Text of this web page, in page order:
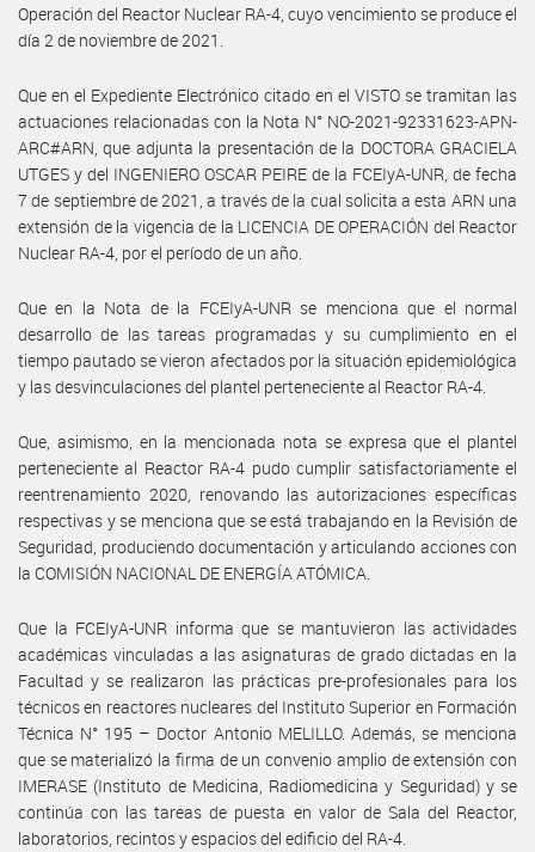
Operación del Reactor Nuclear RA-4, cuyo vencimiento se produce el
día 2 de noviembre de 2021.
Que en el Expediente Electrónico citado en el VISTO se tramitan las
actuaciones relacionadas con la Nota N° NO-2021-92331623-APN-
ARC#ARN, que adjunta la presentación de la DOCTORA GRACIELA
UTGES y del INGENIERO OSCAR PEIRE de la FCEIyA-UNR, de fecha
7 de septiembre de 2021, a través de la cual solicita a esta ARN una
extensión de la vigencia de la LICENCIA DE OPERACIÓN del Reactor
Nuclear RA-4, por el período de un año.
Que en la Nota de la FCEIyA-UNR se menciona que el normal
desarrollo de las tareas programadas y su cumplimiento en el
tiempo pautado se vieron afectados por la situación epidemiológica
y las desvinculaciones del plantel perteneciente al Reactor RA-4.
Que, asimismo, en la mencionada nota se expresa que el plantel
perteneciente al Reactor RA-4 pudo cumplir satisfactoriamente el
reentrenamiento 2020, renovando las autorizaciones específicas
respectivas y se menciona que se está trabajando en la Revisión de
Seguridad, produciendo documentación y articulando acciones con
la COMISIÓN NACIONAL DE ENERGÍA ATÓMICA.
Que la FCEIyA-UNR informa que se mantuvieron las actividades
académicas vinculadas a las asignaturas de grado dictadas en la
Facultad y se realizaron las prácticas pre-profesionales para los
técnicos en reactores nucleares del Instituto Superior en Formación
Técnica N° 195 – Doctor Antonio MELILLO. Además, se menciona
que se materializó la firma de un convenio amplio de extensión con
IMERASE (Instituto de Medicina, Radiomedicina y Seguridad) y se
continúa con las tareas de puesta en valor de Sala del Reactor,
laboratorios, recintos y espacios del edificio del RA-4.